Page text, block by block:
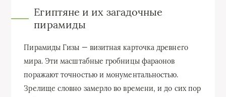
Египтяне и их загадочные
пирамиды
Пирамиды Гизы — визитная карточка древнего
мира. Эти масштабные гробницы фараонов
поражают точностью и монументальностью.
Зрелище словно замерло во времени, и до сих пор